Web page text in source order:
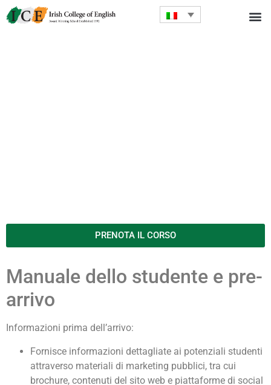
PRENOTA IL CORSO
Manuale dello studente e pre-
arrivo
Informazioni prima dell’arrivo:
Fornisce informazioni dettagliate ai potenziali studenti
attraverso materiali di marketing pubblici, tra cui
brochure, contenuti del sito web e piattaforme di social